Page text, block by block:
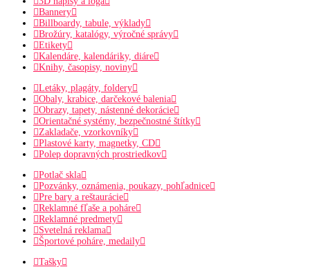
Bannery
Billboardy, tabule, výklady
Brožúry, katalógy, výročné správy
Etikety
Kalendáre, kalendáriky, diáre
Knihy, časopisy, noviny
Letáky, plagáty, foldery
Obaly, krabice, darčekové balenia
Obrazy, tapety, nástenné dekorácie
Orientačné systémy, bezpečnostné štítky
Zakladače, vzorkovníky
Plastové karty, magnetky, CD
Polep dopravných prostriedkov
Potlač skla
Pozvánky, oznámenia, poukazy, pohľadnice
Pre bary a reštaurácie
Reklamné fľaše a poháre
Reklamné predmety
Svetelná reklama
Športové poháre, medaily
Tašky